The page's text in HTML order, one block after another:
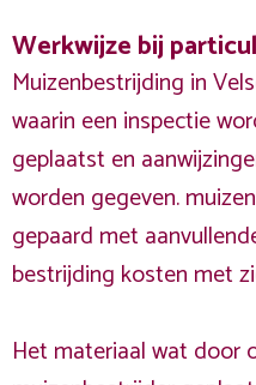
Werkwijze bij
Muizenbestrijding in
waarin een inspectie
geplaatst en
worden gegeven.
gepaard met
bestrijding kosten met
Het materiaal wat door